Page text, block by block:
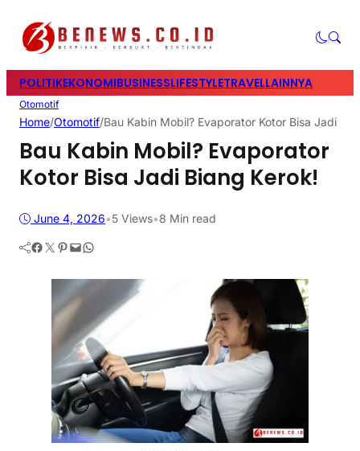
POLITIKEKONOMIBUSINESSLIFESTYLETRAVELLAINNYA
Otomotif
Home/Otomotif/Bau Kabin Mobil? Evaporator Kotor Bisa Jadi
Bau Kabin Mobil? Evaporator
Kotor Bisa Jadi Biang Kerok!
June 4, 2026•5 Views•8 Min read
Facebook Twitter Pinterest Mail WhatsApp